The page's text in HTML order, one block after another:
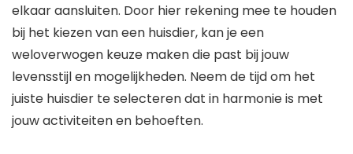
elkaar aansluiten. Door hier rekening mee te houden
bij het kiezen van een huisdier, kan je een
weloverwogen keuze maken die past bij jouw
levensstijl en mogelijkheden. Neem de tijd om het
juiste huisdier te selecteren dat in harmonie is met
jouw activiteiten en behoeften.